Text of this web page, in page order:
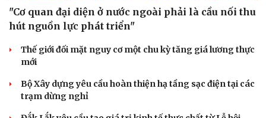
Nhi khoa
Nam khoa
Làm đẹp - giảm cân
Phòng mạch online
Ăn sạch sống khỏe
"Cơ quan đại diện ở nước ngoài phải là cầu nối thu
hút nguồn lực phát triển"
Thế giới đối mặt nguy cơ một chu kỳ tăng giá lương thực
mới
Bộ Xây dựng yêu cầu hoàn thiện hạ tầng sạc điện tại các
trạm dừng nghỉ